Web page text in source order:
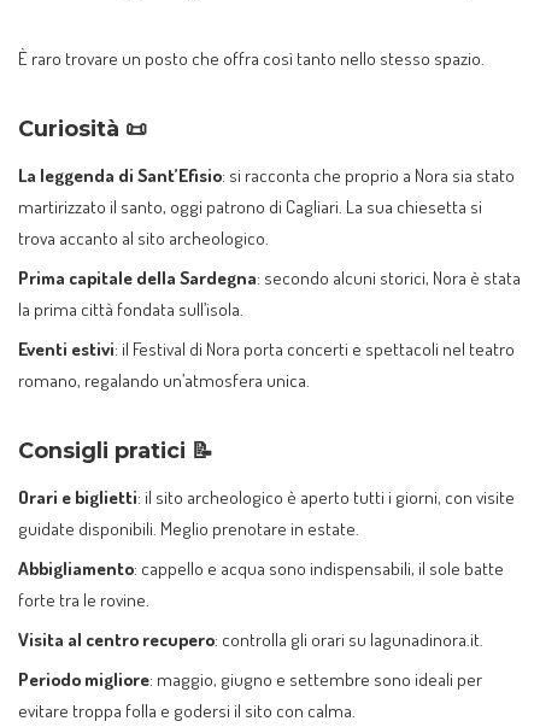
È raro trovare un posto che offra così tanto nello stesso spazio.
Curiosità 📜
La leggenda di Sant’Efisio: si racconta che proprio a Nora sia stato
martirizzato il santo, oggi patrono di Cagliari. La sua chiesetta si
trova accanto al sito archeologico.
Prima capitale della Sardegna: secondo alcuni storici, Nora è stata
la prima città fondata sull’isola.
Eventi estivi: il Festival di Nora porta concerti e spettacoli nel teatro
romano, regalando un’atmosfera unica.
Consigli pratici 📝
Orari e biglietti: il sito archeologico è aperto tutti i giorni, con visite
guidate disponibili. Meglio prenotare in estate.
Abbigliamento: cappello e acqua sono indispensabili, il sole batte
forte tra le rovine.
Visita al centro recupero: controlla gli orari su lagunadinora.it
Periodo migliore: maggio, giugno e settembre sono ideali per
evitare troppa folla e godersi il sito con calma.